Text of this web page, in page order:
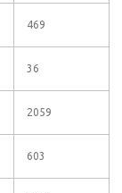
469
36
2059
603